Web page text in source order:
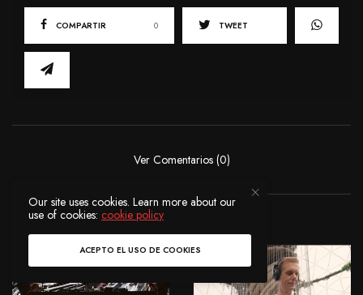
COMPARTIR 0 TWEET
Ver Comentarios (0)
POSTS RELACIONADOS
Our site uses cookies. Learn more about our
use of cookies:cookie policy
ACEPTO EL USO DE COOKIES